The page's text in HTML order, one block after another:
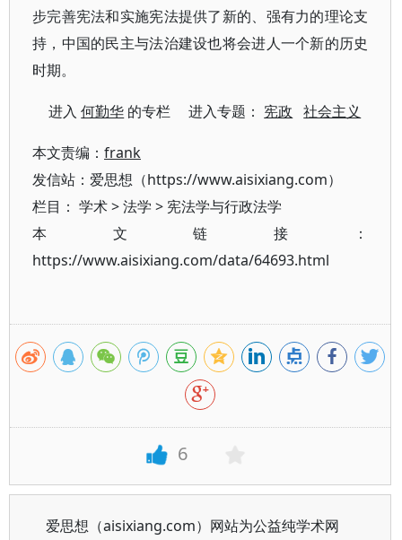
步完善宪法和实施宪法提供了新的、强有力的理论支
持，中国的民主与法治建设也将会进人一个新的历史
时期。
进入何勤华 的专栏 进入专题： 宪政 社会主义
本文责编： frank
发信站：爱思想（https://www.aisixiang.com）
栏目： 学术>法学 > 宪法学与行政法学
本文链接：
https://www.aisixiang.com/data/64693.html
6
爱思想（aisixiang.com）网站为公益纯学术网